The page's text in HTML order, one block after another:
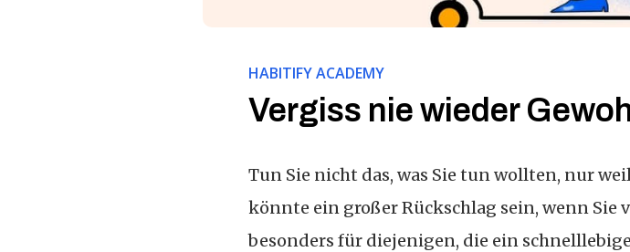
HABITIFY ACADEMY
Vergiss nie wieder
Tun Sie nicht das, was Sie tun wollten, nur
könnte ein großer Rückschlag sein, wenn Sie
besonders für diejenigen, die ein